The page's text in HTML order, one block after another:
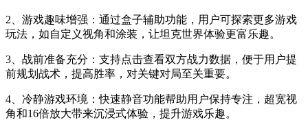
2、游戏趣味增强：通过盒子辅助功能，用户可探索更多游戏
玩法，如自定义视角和涂装，让坦克世界体验更富乐趣。
3、战前准备充分：支持点击查看双方战力数据，便于用户提
前规划战术，提高胜率，对关键对局至关重要。
4、冷静游戏环境：快速静音功能帮助用户保持专注，超宽视
角和16倍放大带来沉浸式体验，提升游戏乐趣。